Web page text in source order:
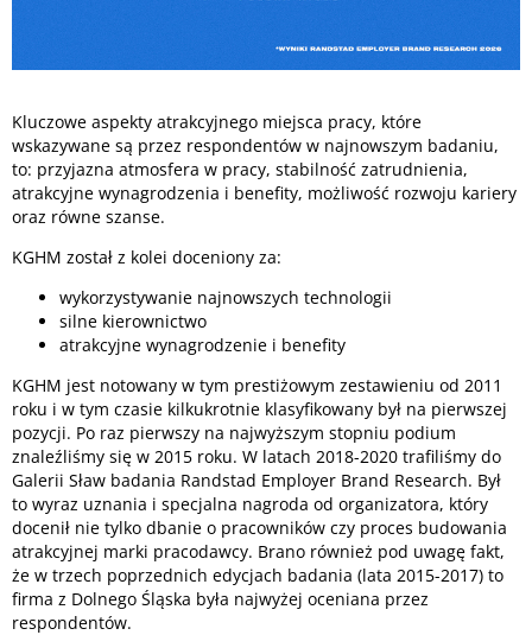
Kluczowe aspekty atrakcyjnego miejsca pracy, które
wskazywane są przez respondentów w najnowszym badaniu,
to: przyjazna atmosfera w pracy, stabilność zatrudnienia,
atrakcyjne wynagrodzenia i benefity, możliwość rozwoju kariery
oraz równe szanse.
KGHM został z kolei doceniony za:
wykorzystywanie najnowszych technologii
silne kierownictwo
atrakcyjne wynagrodzenie i benefity
KGHM jest notowany w tym prestiżowym zestawieniu od 2011
roku i w tym czasie kilkukrotnie klasyfikowany był na pierwszej
pozycji. Po raz pierwszy na najwyższym stopniu podium
znaleźliśmy się w 2015 roku. W latach 2018-2020 trafiliśmy do
Galerii Sław badania Randstad Employer Brand Research. Był
to wyraz uznania i specjalna nagroda od organizatora, który
docenił nie tylko dbanie o pracowników czy proces budowania
atrakcyjnej marki pracodawcy. Brano również pod uwagę fakt,
że w trzech poprzednich edycjach badania (lata 2015-2017) to
firma z Dolnego Śląska była najwyżej oceniana przez
respondentów.